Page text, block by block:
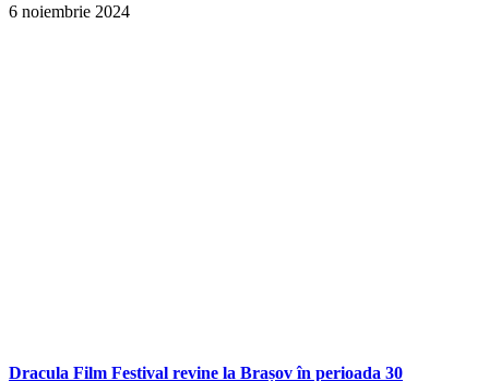
6 noiembrie 2024
Dracula Film Festival revine la Brașov în perioada 30